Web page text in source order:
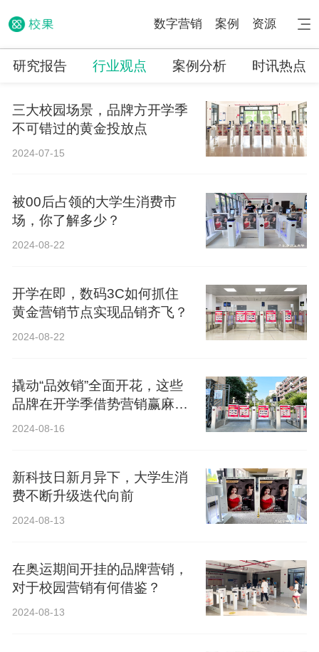
数字营销 案例 资源
研究报告 行业观点 案例分析 时讯热点
三大校园场景，品牌方开学季
不可错过的黄金投放点
2024-07-15
被00后占领的大学生消费市
场，你了解多少？
2024-08-22
开学在即，数码3C如何抓住
黄金营销节点实现品销齐飞？
2024-08-22
撬动“品效销”全面开花，这些
品牌在开学季借势营销赢麻
了！
2024-08-16
新科技日新月异下，大学生消
费不断升级迭代向前
2024-08-13
在奥运期间开挂的品牌营销，
对于校园营销有何借鉴？
2024-08-13